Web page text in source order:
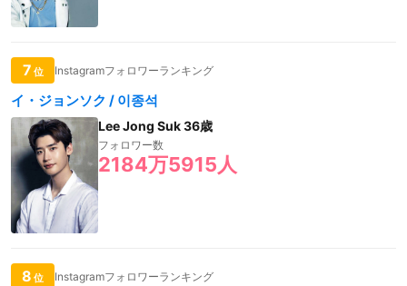
7 位 Instagramフォロワーランキング
イ・ジョンソク / 이종석
Lee Jong Suk 36歳
フォロワー数
2184万5915人
8 位 Instagramフォロワーランキング